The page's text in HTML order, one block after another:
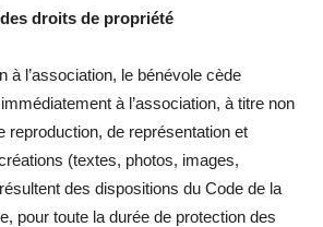
droits de propriété
à l’association, le bénévole cède
à l’association, à titre non
reproduction, de représentation et
(textes, photos, images,
des dispositions du Code de la
pour toute la durée de protection des